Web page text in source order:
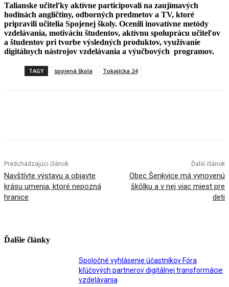
Talianske učiteľky aktívne participovali na zaujímavých
hodinách angličtiny, odborných predmetov a TV, ktoré
pripravili učitelia Spojenej školy. Ocenili inovatívne metódy
vzdelávania, motiváciu študentov, aktívnu spoluprácu učiteľov
a študentov pri tvorbe výsledných produktov, využívanie
digitálnych nástrojov vzdelávania a výučbových programov.
TAGY spojená škola Tokajícka 24
Predchádzajúci článok
Navštívte výstavu a objavte
krásu umenia, ktoré nepozná
hranice
Ďalší článok
Obec Šenkvice má vynovenú
škôlku a v nej viac miest pre
deti
Ďalšie články
Spoločné vyhlásenie účastníkov Fóra
kľúčových partnerov digitálnej transformácie
vzdelávania